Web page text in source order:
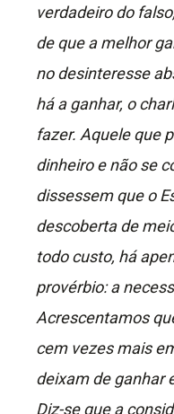
verdadeiro do
de que a melhor
no desinteresse
há a ganhar, o
fazer. Aquele que
dinheiro e não se
dissessem que o
descoberta de
todo custo, há
provérbio: a
Acrescentamos
cem vezes mais
deixam de ganhar
Diz-se que a